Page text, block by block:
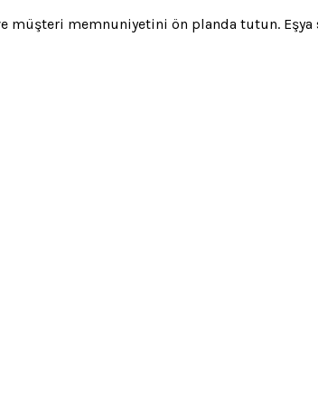
müşteri memnuniyetini ön planda tutun.